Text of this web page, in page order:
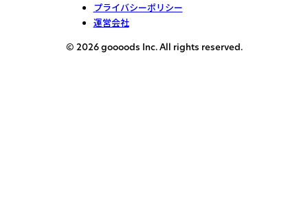
プライバシーポリシー
運営会社
© 2026 goooods Inc. All rights reserved.